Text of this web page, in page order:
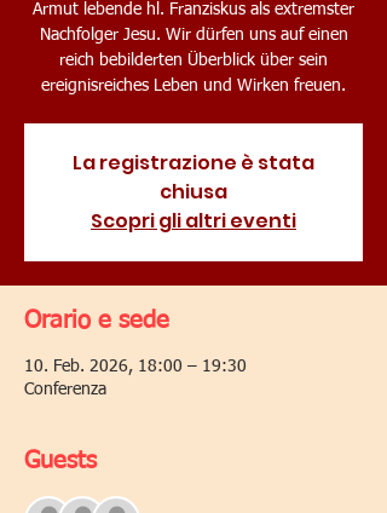
Armut lebende hl. Franziskus als extremster
Nachfolger Jesu. Wir dürfen uns auf einen
reich bebilderten Überblick über sein
ereignisreiches Leben und Wirken freuen.
La registrazione è stata
chiusa
Scopri gli altri eventi
Orario e sede
10. Feb. 2026, 18:00 – 19:30
Conferenza
Guests